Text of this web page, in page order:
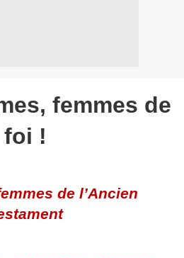
femmes de
foi !
de l’Ancien